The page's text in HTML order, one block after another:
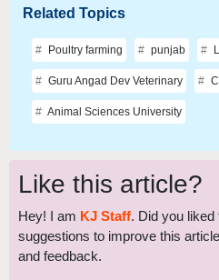
Related Topics
Poultry farming punjab
Guru Angad Dev Veterinary
Animal Sciences University
Like this article?
Hey! I am KJ Staff. Did you
suggestions to improve this
and feedback.